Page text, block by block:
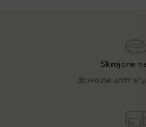
Skrojone
dowolne